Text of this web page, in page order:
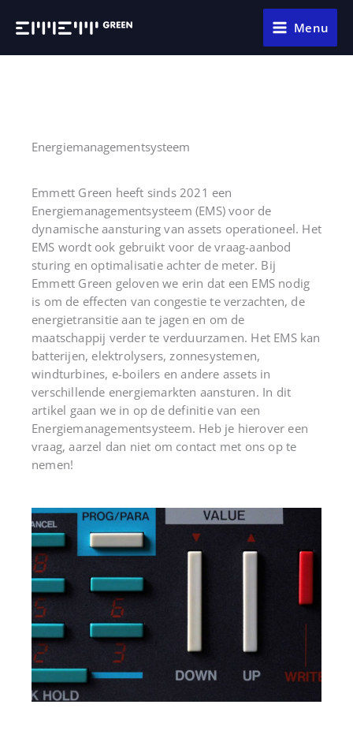
naar
Menu
Energiemanagementsysteem
Emmett Green heeft sinds 2021 een
Energiemanagementsysteem (EMS) voor de
dynamische aansturing van assets operationeel. Het
EMS wordt ook gebruikt voor de vraag-aanbod
sturing en optimalisatie achter de meter. Bij
Emmett Green geloven we erin dat een EMS nodig
is om de effecten van congestie te verzachten, de
energietransitie aan te jagen en om de
maatschappij verder te verduurzamen. Het EMS kan
batterijen, elektrolysers, zonnesystemen,
windturbines, e-boilers en andere assets in
verschillende energiemarkten aansturen. In dit
artikel gaan we in op de definitie van een
Energiemanagementsysteem. Heb je hierover een
vraag, aarzel dan niet om contact met ons op te
nemen!